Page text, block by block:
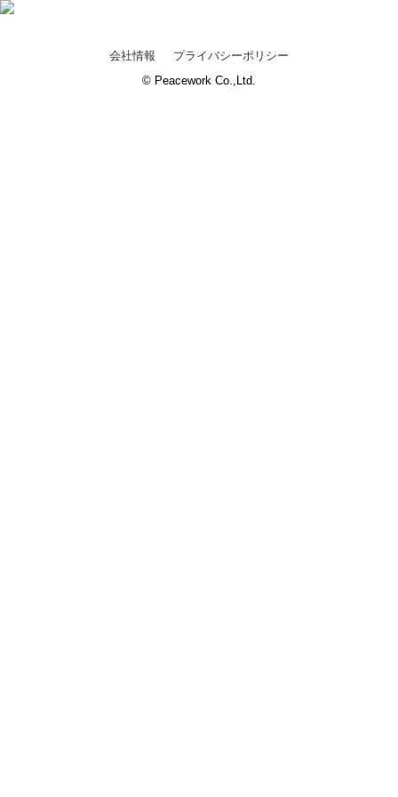
会社情報
プライバシーポリシー
© Peacework Co.,Ltd.